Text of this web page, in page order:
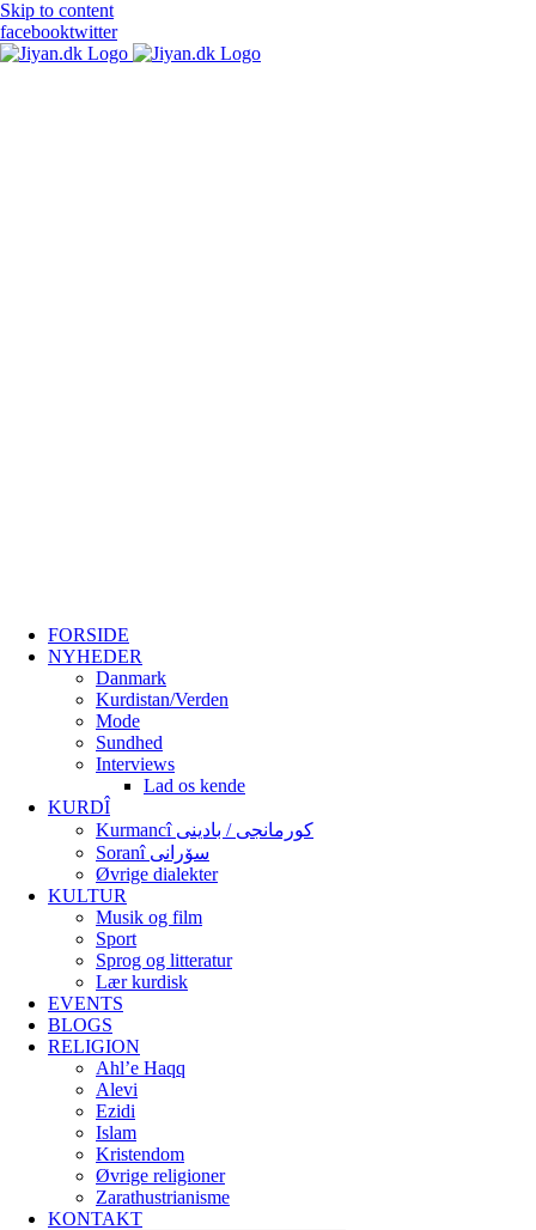
Skip to content
facebooktwitter
FORSIDE
NYHEDER
Danmark
Kurdistan/Verden
Mode
Sundhed
Interviews
Lad os kende
KURDÎ
Kurmancî کورمانجی / بادینی
Soranî سۆرانی
Øvrige dialekter
KULTUR
Musik og film
Sport
Sprog og litteratur
Lær kurdisk
EVENTS
BLOGS
RELIGION
Ahl’e Haqq
Alevi
Ezidi
Islam
Kristendom
Øvrige religioner
Zarathustrianisme
KONTAKT